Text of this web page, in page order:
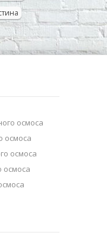
осмоса
осмоса
осмоса
осмоса